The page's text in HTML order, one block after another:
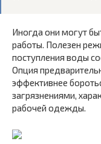
Иногда они могут
работы. Полезен
поступления воды
Опция
эффективнее
загрязнениями,
рабочей одежды.